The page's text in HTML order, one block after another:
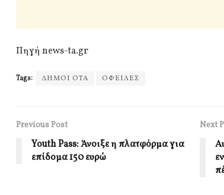
Πηγή news-ta.gr
Tags: ΔΗΜΟΙ ΟΤΑ ΟΦΕΙΛΕΣ
Previous Post
Youth Pass: Άνοιξε η πλατφόρμα για
επίδομα 150 ευρώ
Next